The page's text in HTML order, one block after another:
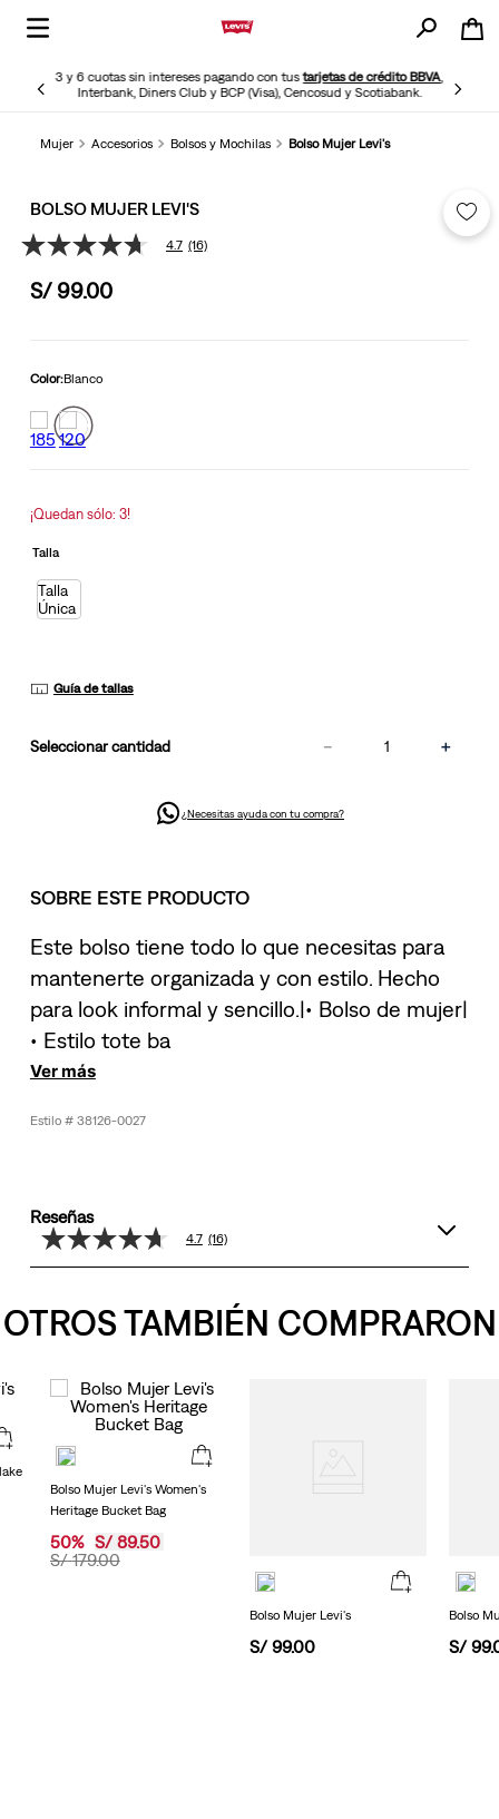
3 y 6 cuotas sin intereses pagando con tustarjetas de crédito BBVA,
Interbank, Diners Club y BCP (Visa), Cencosud y Scotiabank.
Mujer Accesorios Bolsos y Mochilas Bolso Mujer Levi's
BOLSO MUJER LEVI'S
4.7
5
valoración.
16
Reviews.
Enlace
página.
4.7 (16)
S/ 99.00
Color:Blanco
¡Quedan sólo: 3!
Talla
Talla
Única
Guía de tallas
cantidad ＋
－
¿Necesitas ayuda con tu compra?
SOBRE ESTE PRODUCTO
Este bolso tiene todo lo que necesitas para
mantenerte organizada y con estilo. Hecho
para look informal y sencillo.|• Bolso de mujer|
• Estilo tote ba
Ver más
38126-0027
Reseñas
4.7
de
valor
medio
Reviews.
Enlace
en
misma
página.
4.7 (16)
OTROS TAMBIÉN COMPRARON
Bolso Mujer Levi's Women's
Heritage Bucket Bag
S/ 179.00
50% S/ 89.50
Bolso Mujer Levi's
S/ 99.00
Bolso
S/ 99.